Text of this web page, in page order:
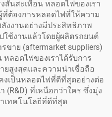
นสะเทือน หลอดไฟของเรา
ที่ต้องการหลอดไฟที่ให้ความ
งงานอย่างมีประสิทธิภาพ
ใช้งานแล้วโดยผู้ผลิตรถยนต์
าย (aftermarket suppliers)
หลอดไฟของเราได้รับการ
สูงสุดและความน่าเชื่อถือ
งเป็นหลอดไฟที่ดีที่สุดอย่างต่อ
(R&D) ที่เหนือกว่าใคร ซึ่งมุ่ง
เทคโนโลยีที่ดีที่สุด